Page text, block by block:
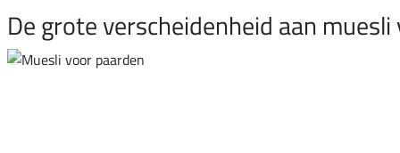
De grote verscheidenheid aan